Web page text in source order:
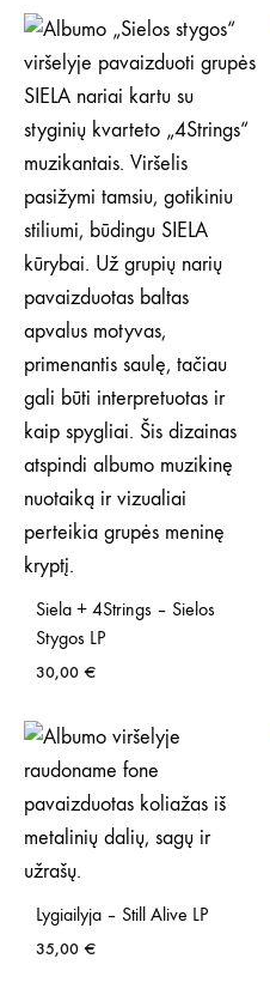
Siela + 4Strings – Sielos
Stygos LP
30,00 €
Lygiailyja – Still Alive LP
35,00 €